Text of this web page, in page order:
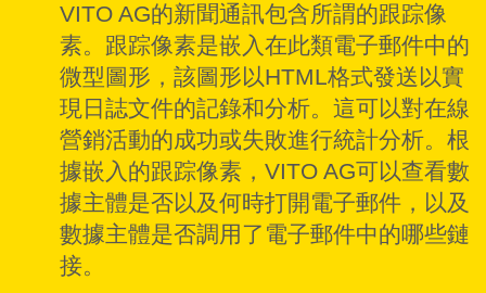
VITO AG的新聞通訊包含所謂的跟踪像
素。跟踪像素是嵌入在此類電子郵件中的
微型圖形，該圖形以HTML格式發送以實
現日誌文件的記錄和分析。這可以對在線
營銷活動的成功或失敗進行統計分析。根
據嵌入的跟踪像素，VITO AG可以查看數
據主體是否以及何時打開電子郵件，以及
數據主體是否調用了電子郵件中的哪些鏈
接。